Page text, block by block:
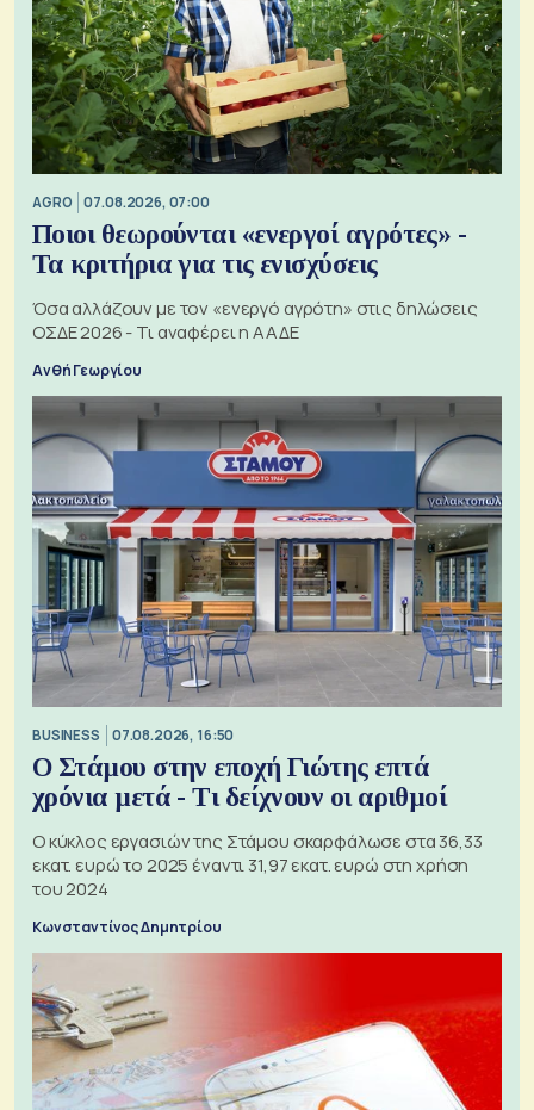
AGRO 07.08.2026, 07:00
Ποιοι θεωρούνται «ενεργοί αγρότες» -
Τα κριτήρια για τις ενισχύσεις
Όσα αλλάζουν με τον «ενεργό αγρότη» στις δηλώσεις
ΟΣΔΕ 2026 - Τι αναφέρει η ΑΑΔΕ
Ανθή Γεωργίου
BUSINESS 07.08.2026, 16:50
Ο Στάμου στην εποχή Γιώτης επτά
χρόνια μετά - Τι δείχνουν οι αριθμοί
Ο κύκλος εργασιών της Στάμου σκαρφάλωσε στα 36,33
εκατ. ευρώ το 2025 έναντι 31,97 εκατ. ευρώ στη χρήση
του 2024
Κωνσταντίνος Δημητρίου